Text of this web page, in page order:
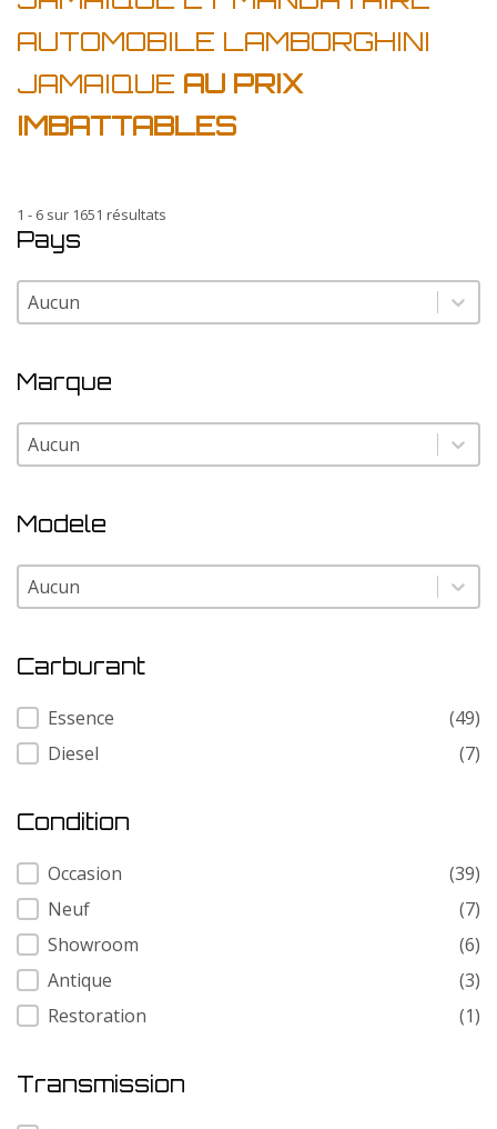
AUTOMOBILE LAMBORGHINI
JAMAIQUE AU PRIX
IMBATTABLES
1 - 6 sur 1651 résultats
Pays
Pays
Pays
Marque
Marque
Marque
Modele
Modele
Modele
Carburant
Carburant
Essence
(49)
Diesel
(7)
Condition
Condition
Occasion
(39)
Neuf
(7)
Showroom
(6)
Antique
(3)
Restoration
(1)
Transmission